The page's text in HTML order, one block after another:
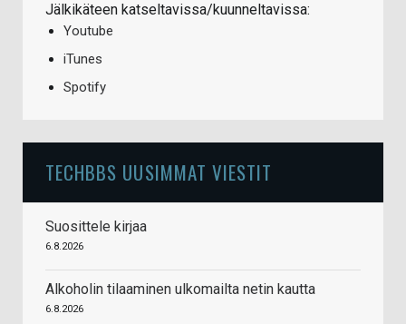
Jälkikäteen katseltavissa/kuunneltavissa:
Youtube
iTunes
Spotify
TECHBBS UUSIMMAT VIESTIT
Suosittele kirjaa
6.8.2026
Alkoholin tilaaminen ulkomailta netin kautta
6.8.2026